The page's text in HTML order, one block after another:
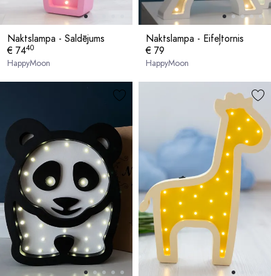
Naktslampa - Saldējums
€ 7440
HappyMoon
Naktslampa - Eifeļtornis
€ 79
HappyMoon